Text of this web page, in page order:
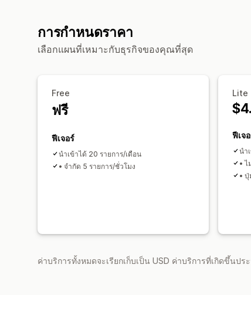
การกำหนดราคา
เลือกแผนที่เหมาะกับธุรกิจของคุณที่สุด
Free
ฟรี
ฟีเจอร์
นำเข้าได้ 20 รายการ/เดือน
• จำกัด 5 รายการ/ชั่วโมง
Lite
ฟีเจ
นำ
•
•
ค่าบริการทั้งหมดจะเรียกเก็บเป็น USD ค่าบริการที่เกิดขึ้นป